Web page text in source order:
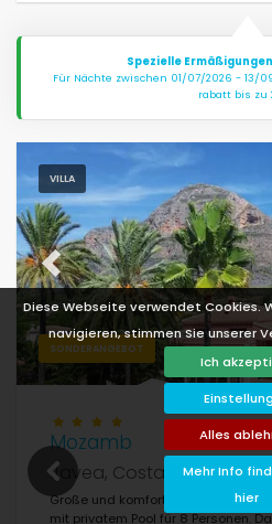
Diese Webseite verwendet Cookies.
navigieren, stimmen Sie unserer
Ich
Alles
Mehr Info
hier
Spezielle
Für Nächte zwischen 01/07/2026 -
rabatt bis zu
VILLA
SONDERANGEBOT
Previous
Mozamb
Javea, Costa Blanca,
Große und komfortable Villa in
mit privatem Pool für 8 Personen.